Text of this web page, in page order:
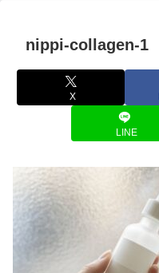
nippi-collagen-1
X
LINE